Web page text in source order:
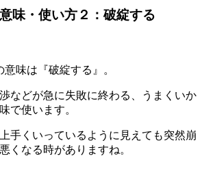
味・使い方２：破綻する
味は『破綻する』。
などが急に失敗に終わる、うまくいか
で使います。
手くいっているように見えても突然崩
くなる時がありますね。